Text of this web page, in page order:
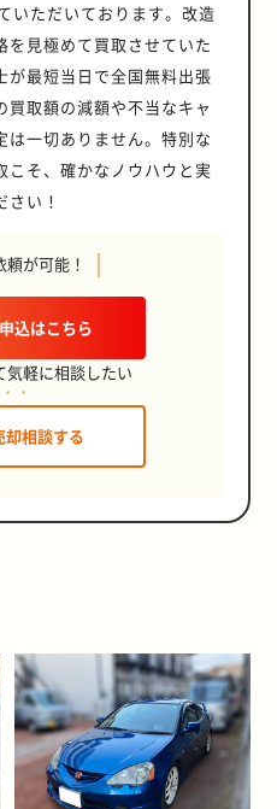
いただいております。改造
を見極めて買取させていた
が最短当日で全国無料出張
取額の減額や不当なキャ
は一切ありません。特別な
こそ、確かなノウハウと実
い！
が可能！
込はこちら
気軽に相談したい
却相談する